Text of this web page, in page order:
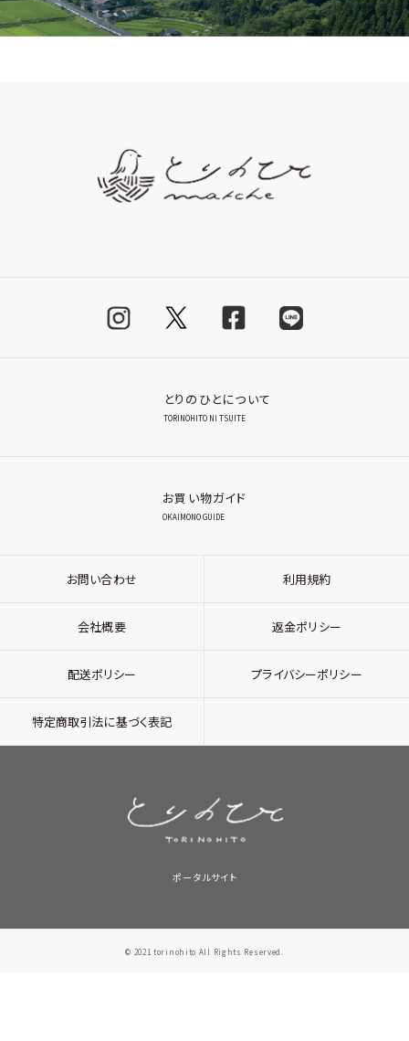
とりのひとについて
TORINOHITO NI TSUITE
お買い物ガイド
OKAIMONO GUIDE
お問い合わせ 利用規約
会社概要 返金ポリシー
配送ポリシー プライバシーポリシー
特定商取引法に基づく表記
ポータルサイト
© 2021 torinohito All Rights Reserved.